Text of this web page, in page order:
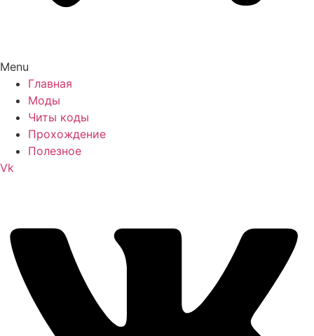
Menu
Главная
Моды
Читы коды
Прохождение
Полезное
Vk